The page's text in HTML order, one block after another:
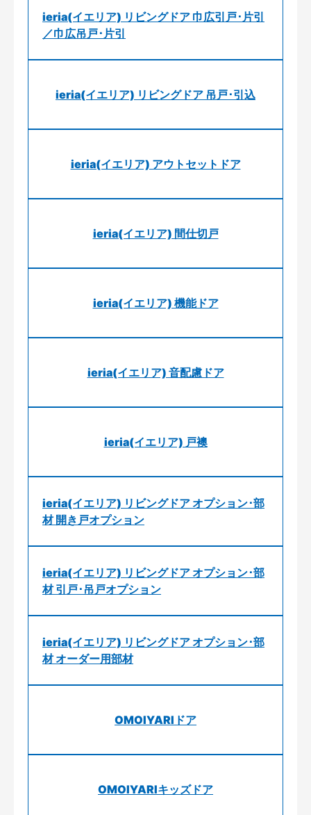
ieria(イエリア) リビングドア 巾広引戸･片引
／巾広吊戸･片引
ieria(イエリア) リビングドア 吊戸･引込
ieria(イエリア) アウトセットドア
ieria(イエリア) 間仕切戸
ieria(イエリア) 機能ドア
ieria(イエリア) 音配慮ドア
ieria(イエリア) 戸襖
ieria(イエリア) リビングドア オプション･部
材 開き戸オプション
ieria(イエリア) リビングドア オプション･部
材 引戸･吊戸オプション
ieria(イエリア) リビングドア オプション･部
材 オーダー用部材
OMOIYARIドア
OMOIYARIキッズドア